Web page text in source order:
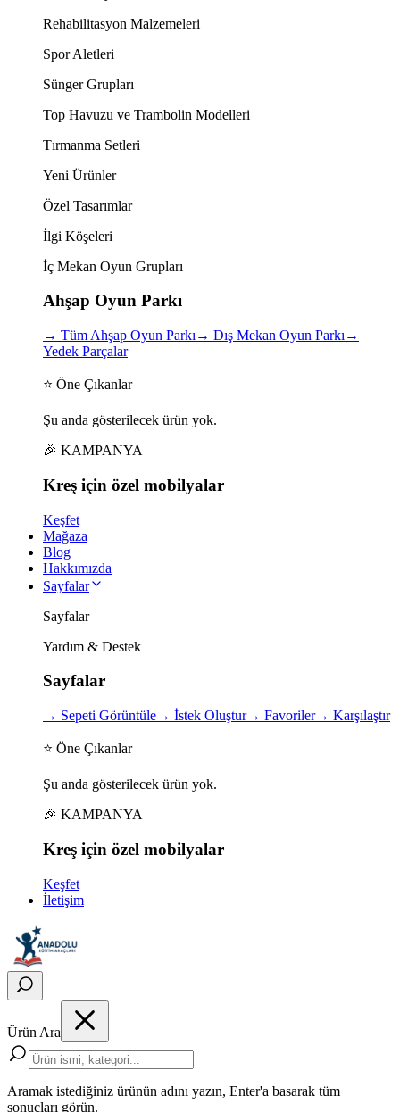
Rehabilitasyon Malzemeleri
Spor Aletleri
Sünger Grupları
Top Havuzu ve Trambolin Modelleri
Tırmanma Setleri
Yeni Ürünler
Özel Tasarımlar
İlgi Köşeleri
İç Mekan Oyun Grupları
Ahşap Oyun Parkı
→ Tüm Ahşap Oyun Parkı → Dış Mekan Oyun Parkı →
Yedek Parçalar
⭐ Öne Çıkanlar
Şu anda gösterilecek ürün yok.
🎉 KAMPANYA
Kreş için özel mobilyalar
Keşfet
Mağaza
Blog
Hakkımızda
Sayfalar
Sayfalar
Yardım & Destek
Sayfalar
→ Sepeti Görüntüle→ İstek Oluştur→ Favoriler→ Karşılaştır
⭐ Öne Çıkanlar
Şu anda gösterilecek ürün yok.
🎉 KAMPANYA
Kreş için özel mobilyalar
Keşfet
İletişim
Ürün Ara
Aramak istediğiniz ürünün adını yazın, Enter'a basarak tüm
sonuçları görün.